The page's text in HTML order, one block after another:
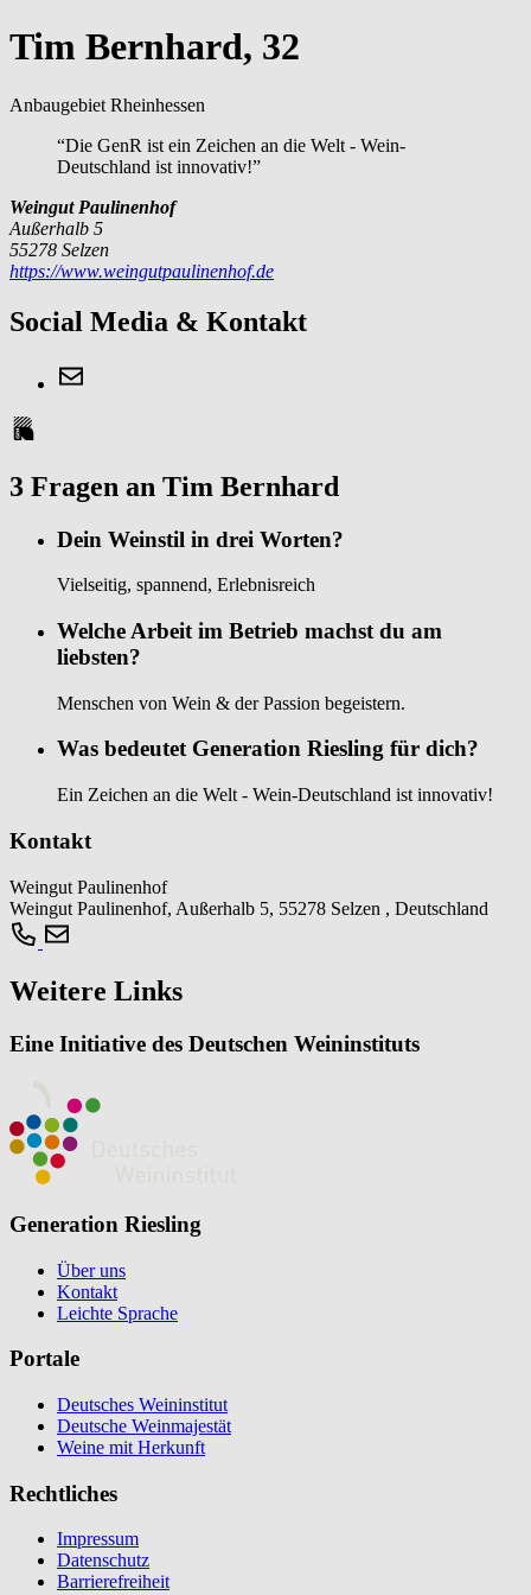
Tim Bernhard, 32
Anbaugebiet Rheinhessen
“Die GenR ist ein Zeichen an die Welt - Wein-
Deutschland ist innovativ!”
Weingut Paulinenhof
Außerhalb 5
55278 Selzen
https://www.weingutpaulinenhof.de
Social Media & Kontakt
3 Fragen an Tim Bernhard
Dein Weinstil in drei Worten?
Vielseitig, spannend, Erlebnisreich
Welche Arbeit im Betrieb machst du am
liebsten?
Menschen von Wein & der Passion begeistern.
Was bedeutet Generation Riesling für dich?
Ein Zeichen an die Welt - Wein-Deutschland ist innovativ!
Kontakt
Weingut Paulinenhof
Weingut Paulinenhof, Außerhalb 5, 55278 Selzen , Deutschland
Weitere Links
Eine Initiative des Deutschen Weininstituts
Generation Riesling
Über uns
Kontakt
Leichte Sprache
Portale
Deutsches Weininstitut
Deutsche Weinmajestät
Weine mit Herkunft
Rechtliches
Impressum
Datenschutz
Barrierefreiheit